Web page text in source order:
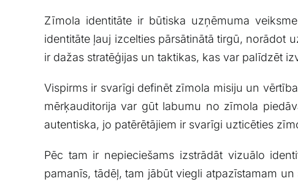
Zīmola identitāte ir būtiska uzņēmuma
identitāte ļauj izcelties pārsātinātā tirgū, norādot
⁤ir ⁣dažas‍ stratēģijas un ⁢taktikas, kas ‍var palīdzēt
Vispirms ir svarīgi definēt‌ zīmola misiju un
mērķauditorija var gūt labumu no zīmola
autentiska, ‌jo​ patērētājiem⁣ ir svarīgi uzticēties
Pēc⁣ tam ir nepieciešams izstrādāt vizuālo‌
pamanīs, tādēļ, tam jābūt viegli atpazīstamam